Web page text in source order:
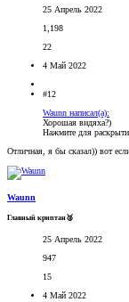
25 Апрель 2022
1,198
22
4 Май 2022
#12
Waunn написал(а):
Хорошая видяха?)
Нажмите для
Отличная, я бы сказал)) вот
Waunn
Главный криптан🥈
25 Апрель 2022
947
15
4 Май 2022